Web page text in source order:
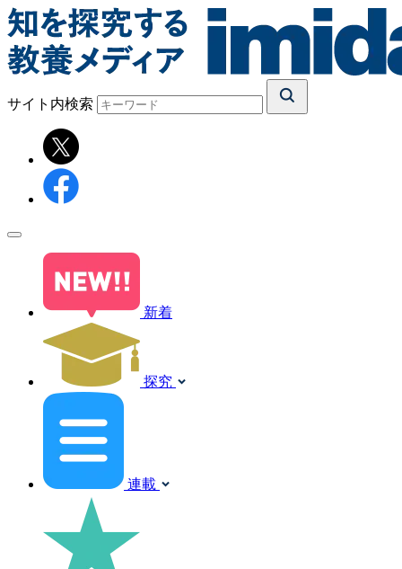
サイト内検索
新着
探究
連載